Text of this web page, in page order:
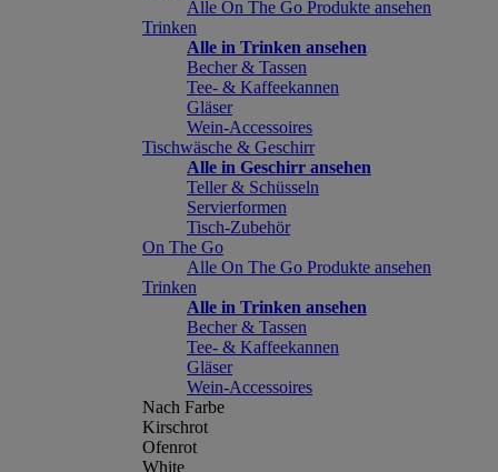
Alle On The Go Produkte ansehen
Trinken
Alle in Trinken ansehen
Becher & Tassen
Tee- & Kaffeekannen
Gläser
Wein-Accessoires
Tischwäsche & Geschirr
Alle in Geschirr ansehen
Teller & Schüsseln
Servierformen
Tisch-Zubehör
On The Go
Alle On The Go Produkte ansehen
Trinken
Alle in Trinken ansehen
Becher & Tassen
Tee- & Kaffeekannen
Gläser
Wein-Accessoires
Nach Farbe
Kirschrot
Ofenrot
White